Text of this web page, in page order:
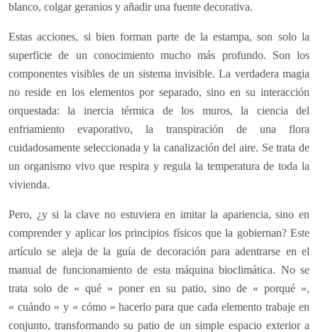
blanco, colgar geranios y añadir una fuente decorativa.
Estas acciones, si bien forman parte de la estampa, son solo la
superficie de un conocimiento mucho más profundo. Son los
componentes visibles de un sistema invisible. La verdadera magia
no reside en los elementos por separado, sino en su interacción
orquestada: la inercia térmica de los muros, la ciencia del
enfriamiento evaporativo, la transpiración de una flora
cuidadosamente seleccionada y la canalización del aire. Se trata de
un organismo vivo que respira y regula la temperatura de toda la
vivienda.
Pero, ¿y si la clave no estuviera en imitar la apariencia, sino en
comprender y aplicar los principios físicos que la gobiernan? Este
artículo se aleja de la guía de decoración para adentrarse en el
manual de funcionamiento de esta máquina bioclimática. No se
trata solo de « qué » poner en su patio, sino de « porqué »,
« cuándo » y « cómo » hacerlo para que cada elemento trabaje en
conjunto, transformando su patio de un simple espacio exterior a